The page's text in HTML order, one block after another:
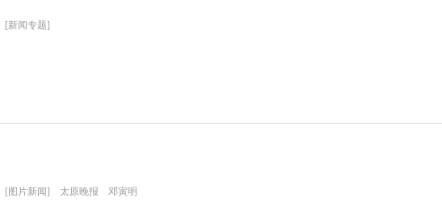
[新闻专题]
[图片新闻] 太原晚报 邓寅明